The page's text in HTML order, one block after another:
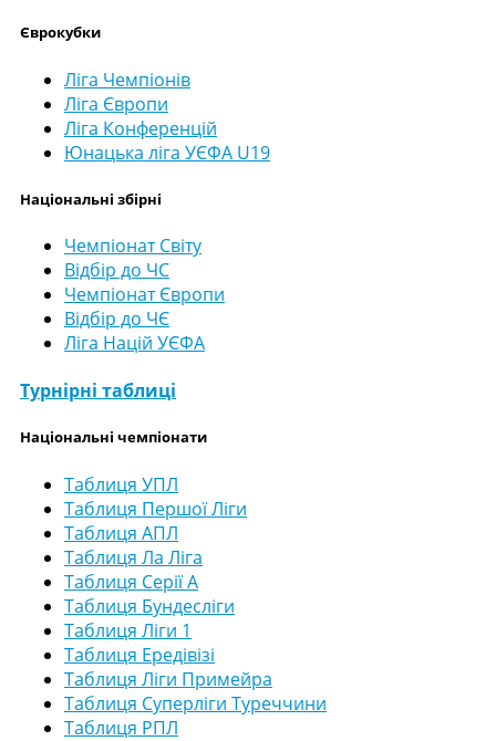
Єврокубки
Ліга Чемпіонів
Ліга Європи
Ліга Конференцій
Юнацька ліга УЄФА U19
Національні збірні
Чемпіонат Світу
Відбір до ЧС
Чемпіонат Європи
Відбір до ЧЄ
Ліга Націй УЄФА
Турнірні таблиці
Національні чемпіонати
Таблиця УПЛ
Таблиця Першої Ліги
Таблиця АПЛ
Таблиця Ла Ліга
Таблиця Серії А
Таблиця Бундесліги
Таблиця Ліги 1
Таблиця Ередівізі
Таблиця Ліги Примейра
Таблиця Суперліги Туреччини
Таблиця РПЛ